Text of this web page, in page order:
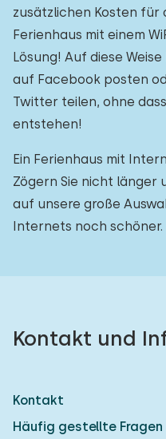
zusätzlichen Kosten für
Ferienhaus mit einem
Lösung! Auf diese
auf Facebook posten
Twitter teilen, ohne
entstehen!
Ein Ferienhaus mit
Zögern Sie nicht länger
auf unsere große
Internets noch schöner.
Kontakt und
Kontakt
Häufig gestellte Fragen